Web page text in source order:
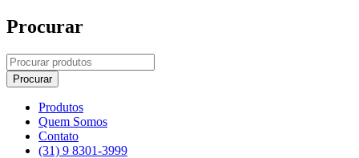
Procurar
Produtos
Quem Somos
Contato
(31) 9 8301-3999